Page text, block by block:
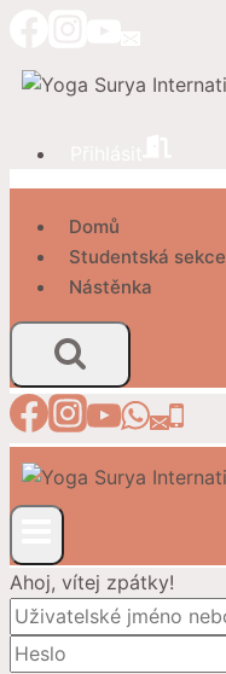
obsah
Domů
Studentská sekce
Nástěnka
Ahoj, vítej zpátky!